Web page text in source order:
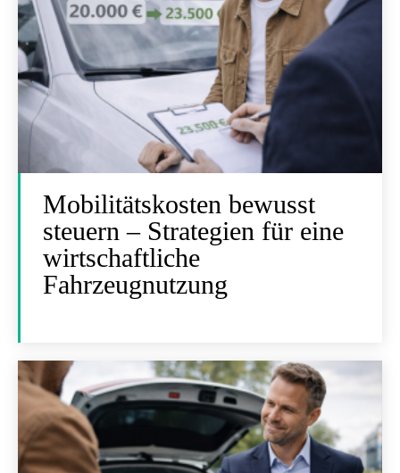
Mobilitätskosten bewusst
steuern – Strategien für eine
wirtschaftliche
Fahrzeugnutzung